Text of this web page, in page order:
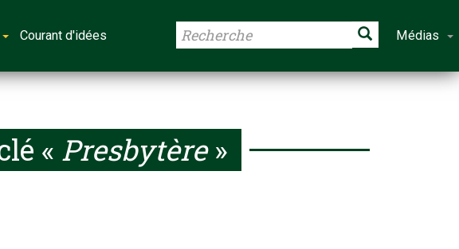
Courant d'idées Médias
« Presbytère»